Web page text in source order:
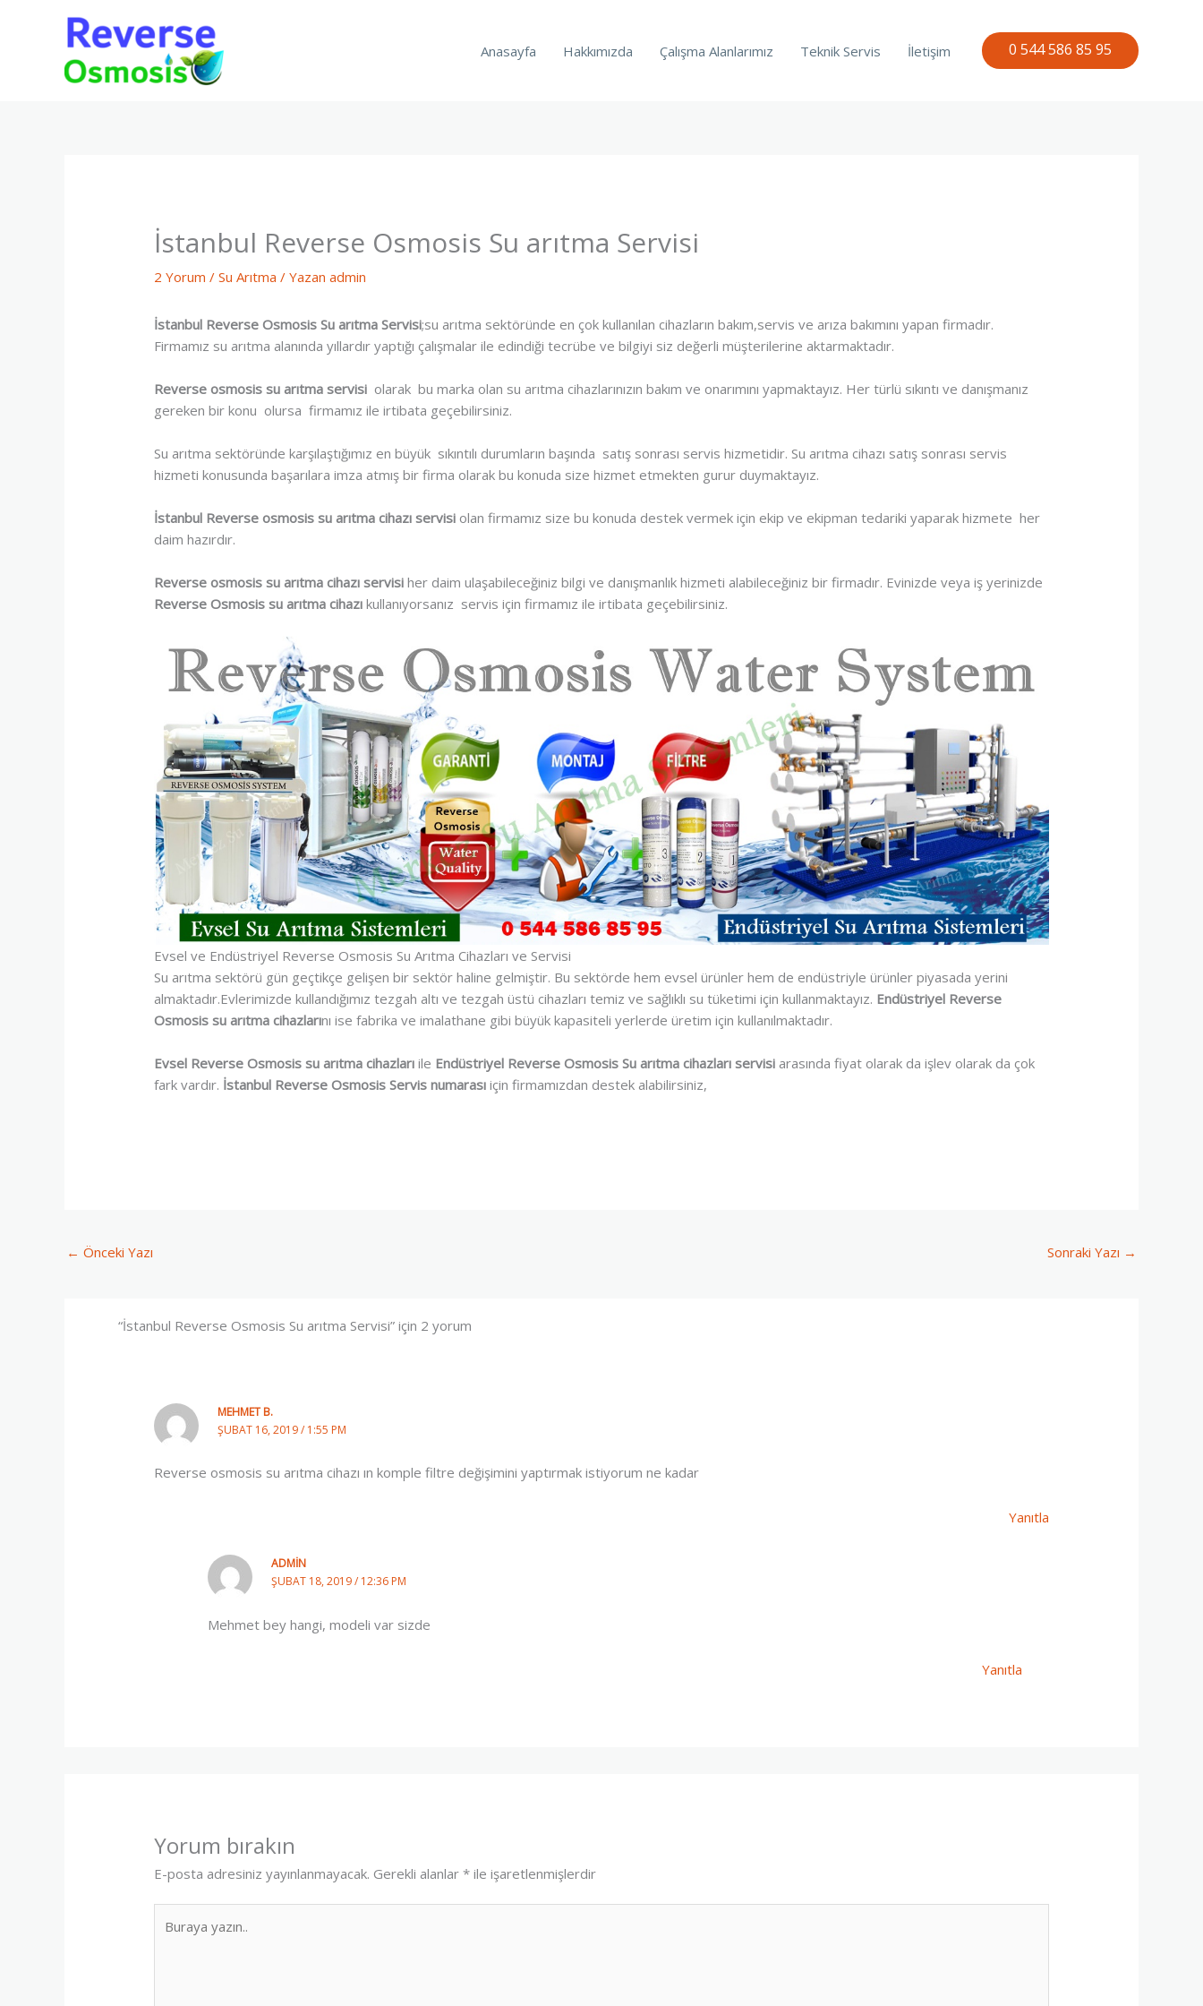
Anasayfa
Hakkımızda Çalışma Alanlarımız Teknik Servis İletişim 0 544 586 85 95
İstanbul Reverse Osmosis Su arıtma Servisi
2 Yorum /Su Arıtma / Yazan admin
İstanbul Reverse Osmosis Su arıtma Servisi;su arıtma sektöründe en çok kullanılan cihazların bakım,servis ve arıza bakımını yapan firmadır.
Firmamız su arıtma alanında yıllardır yaptığı çalışmalar ile edindiği tecrübe ve bilgiyi siz değerli müşterilerine aktarmaktadır.
Reverse osmosis su arıtma servisi olarak bu marka olan su arıtma cihazlarınızın bakım ve onarımını yapmaktayız. Her türlü sıkıntı ve danışmanız
gereken bir konu olursa firmamız ile irtibata geçebilirsiniz.
Su arıtma sektöründe karşılaştığımız en büyük sıkıntılı durumların başında satış sonrası servis hizmetidir. Su arıtma cihazı satış sonrası servis
hizmeti konusunda başarılara imza atmış bir firma olarak bu konuda size hizmet etmekten gurur duymaktayız.
İstanbul Reverse osmosis su arıtma cihazı servisi olan firmamız size bu konuda destek vermek için ekip ve ekipman tedariki yaparak hizmete her
daim hazırdır.
Reverse osmosis su arıtma cihazı servisi her daim ulaşabileceğiniz bilgi ve danışmanlık hizmeti alabileceğiniz bir firmadır. Evinizde veya iş yerinizde
Reverse Osmosis su arıtma cihazı kullanıyorsanız servis için firmamız ile irtibata geçebilirsiniz.
Evsel ve Endüstriyel Reverse Osmosis Su Arıtma Cihazları ve Servisi
Su arıtma sektörü gün geçtikçe gelişen bir sektör haline gelmiştir. Bu sektörde hem evsel ürünler hem de endüstriyle ürünler piyasada yerini
almaktadır.Evlerimizde kullandığımız tezgah altı ve tezgah üstü cihazları temiz ve sağlıklı su tüketimi için kullanmaktayız. Endüstriyel Reverse
Osmosis su arıtma cihazlarını ise fabrika ve imalathane gibi büyük kapasiteli yerlerde üretim için kullanılmaktadır.
Evsel Reverse Osmosis su arıtma cihazları ile Endüstriyel Reverse Osmosis Su arıtma cihazları servisi arasında fiyat olarak da işlev olarak da çok
fark vardır. İstanbul Reverse Osmosis Servis numarası için firmamızdan destek alabilirsiniz,
← Önceki Yazı Sonraki Yazı →
“İstanbul Reverse Osmosis Su arıtma Servisi” için 2 yorum
MEHMET B.
ŞUBAT 16, 2019 / 1:55 PM
Reverse osmosis su arıtma cihazı ın komple filtre değişimini yaptırmak istiyorum ne kadar
Yanıtla
ADMIN
ŞUBAT 18, 2019 / 12:36 PM
Mehmet bey hangi, modeli var sizde
Yanıtla
Yorum bırakın
E-posta adresiniz yayınlanmayacak. Gerekli alanlar* ile işaretlenmişlerdir
yazın..